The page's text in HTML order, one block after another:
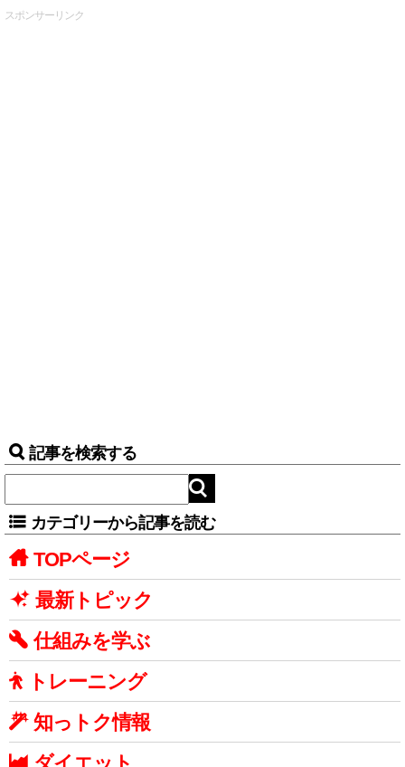
スポンサーリンク
記事を検索する
カテゴリーから記事を読む
TOPページ
最新トピック
仕組みを学ぶ
トレーニング
知っトク情報